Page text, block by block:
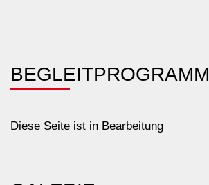
BEGLEITPROGRAMM
Diese Seite ist in Bearbeitung